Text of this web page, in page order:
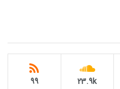
23.9k
99